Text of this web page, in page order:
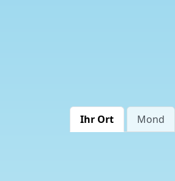
Ihr Ort Mond